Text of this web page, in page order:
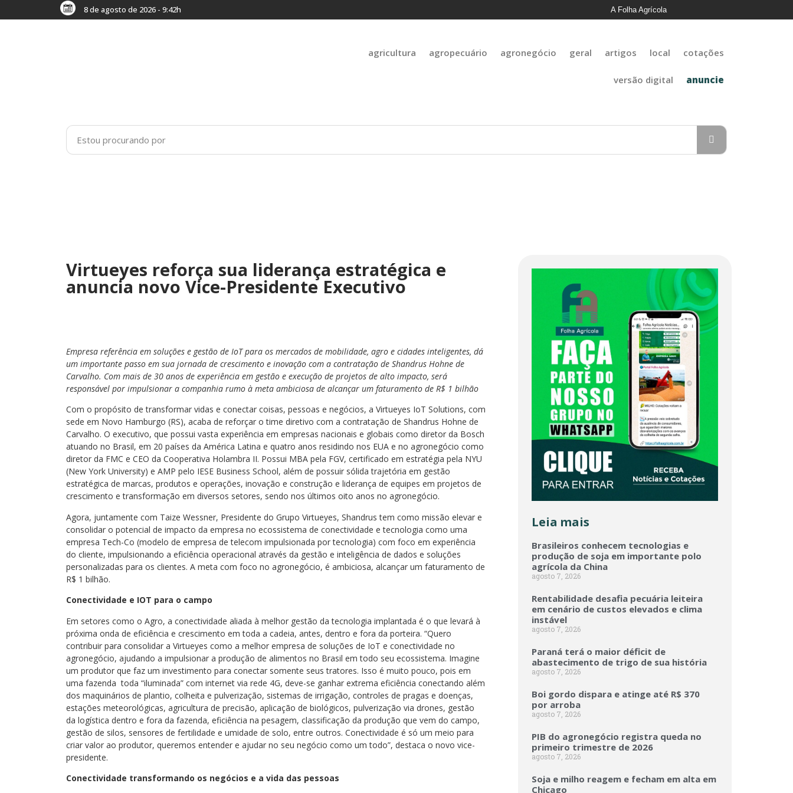
8 de agosto de 2026 - 9:42h A Folha Agrícola
agricultura agropecuário agronegócio geral artigos local cotações
versão digital anuncie
Virtueyes reforça sua liderança estratégica e
anuncia novo Vice-Presidente Executivo
Empresa referência em soluções e gestão de IoT para os mercados de mobilidade, agro e cidades inteligentes, dá
um importante passo em sua jornada de crescimento e inovação com a contratação de Shandrus Hohne de
Carvalho. Com mais de 30 anos de experiência em gestão e execução de projetos de alto impacto, será
responsável por impulsionar a companhia rumo à meta ambiciosa de alcançar um faturamento de R$ 1 bilhão
Com o propósito de transformar vidas e conectar coisas, pessoas e negócios, a Virtueyes IoT Solutions, com
sede em Novo Hamburgo (RS), acaba de reforçar o time diretivo com a contratação de Shandrus Hohne de
Carvalho. O executivo, que possui vasta experiência em empresas nacionais e globais como diretor da Bosch
atuando no Brasil, em 20 países da América Latina e quatro anos residindo nos EUA e no agronegócio como
diretor da FMC e CEO da Cooperativa Holambra II. Possui MBA pela FGV, certificado em estratégia pela NYU
(New York University) e AMP pelo IESE Business School, além de possuir sólida trajetória em gestão
estratégica de marcas, produtos e operações, inovação e construção e liderança de equipes em projetos de
crescimento e transformação em diversos setores, sendo nos últimos oito anos no agronegócio.
Agora, juntamente com Taize Wessner, Presidente do Grupo Virtueyes, Shandrus tem como missão elevar e
consolidar o potencial de impacto da empresa no ecossistema de conectividade e tecnologia como uma
empresa Tech-Co (modelo de empresa de telecom impulsionada por tecnologia) com foco em experiência
do cliente, impulsionando a eficiência operacional através da gestão e inteligência de dados e soluções
personalizadas para os clientes. A meta com foco no agronegócio, é ambiciosa, alcançar um faturamento de
R$ 1 bilhão.
Conectividade e IOT para o campo
Em setores como o Agro, a conectividade aliada à melhor gestão da tecnologia implantada é o que levará à
próxima onda de eficiência e crescimento em toda a cadeia, antes, dentro e fora da porteira. “Quero
contribuir para consolidar a Virtueyes como a melhor empresa de soluções de IoT e conectividade no
agronegócio, ajudando a impulsionar a produção de alimentos no Brasil em todo seu ecossistema. Imagine
um produtor que faz um investimento para conectar somente seus tratores. Isso é muito pouco, pois em
uma fazenda toda “iluminada” com internet via rede 4G, deve-se ganhar extrema eficiência conectando além
dos maquinários de plantio, colheita e pulverização, sistemas de irrigação, controles de pragas e doenças,
estações meteorológicas, agricultura de precisão, aplicação de biológicos, pulverização via drones, gestão
da logística dentro e fora da fazenda, eficiência na pesagem, classificação da produção que vem do campo,
gestão de silos, sensores de fertilidade e umidade de solo, entre outros. Conectividade é só um meio para
criar valor ao produtor, queremos entender e ajudar no seu negócio como um todo”, destaca o novo vice-
presidente.
Conectividade transformando os negócios e a vida das pessoas
Leia mais
Brasileiros conhecem tecnologias e
produção de soja em importante polo
agrícola da China
agosto 7, 2026
Rentabilidade desafia pecuária leiteira
em cenário de custos elevados e clima
instável
agosto 7, 2026
Paraná terá o maior déficit de
abastecimento de trigo de sua história
agosto 7, 2026
Boi gordo dispara e atinge até R$ 370
por arroba
agosto 7, 2026
PIB do agronegócio registra queda no
primeiro trimestre de 2026
agosto 7, 2026
Soja e milho reagem e fecham em alta em
Chicago